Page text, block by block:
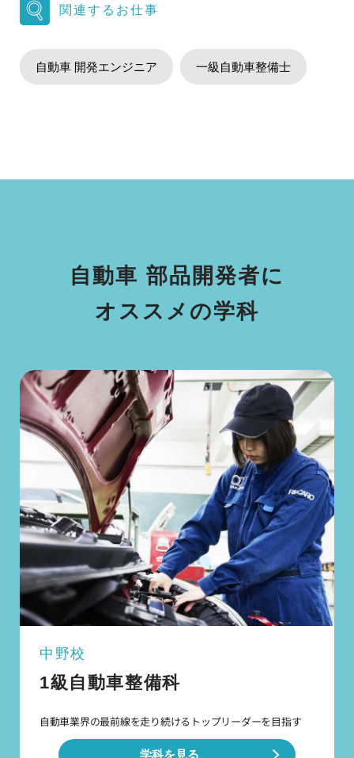
関連するお仕事
自動車 開発エンジニア 一級自動車整備士
自動車 部品開発者に
オススメの学科
中野校
1級自動車整備科
自動車業界の最前線を走り続ける トップリーダーを目指す
学科を見る